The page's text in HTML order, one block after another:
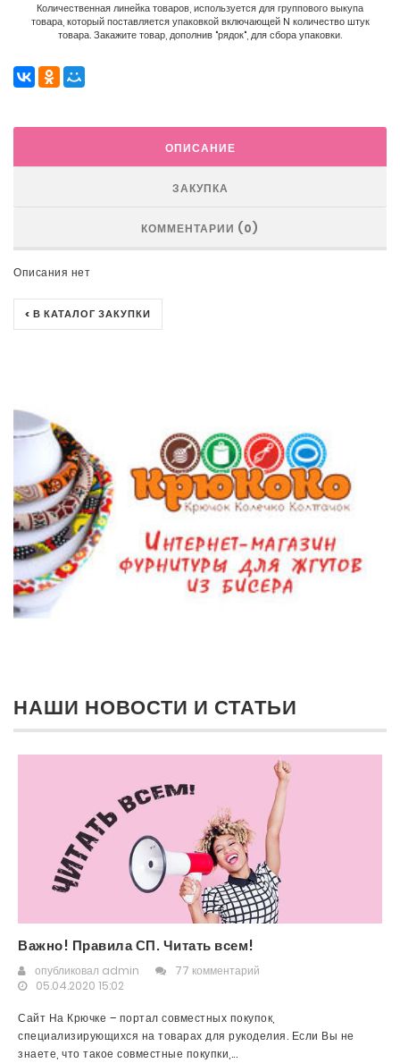
Количественная линейка товаров, используется для группового выкупа
товара, который поставляется упаковкой включающей N количество штук
товара. Закажите товар, дополнив "рядок", для сбора упаковки.
ОПИСАНИЕ
ЗАКУПКА
КОММЕНТАРИИ (0)
Описания нет
< В КАТАЛОГ ЗАКУПКИ
НАШИ НОВОСТИ И СТАТЬИ
Важно! Правила СП. Читать всем!
опубликовал admin
77 комментарий
05.04.2020 15:02
Сайт На Крючке – портал совместных покупок,
специализирующихся на товарах для рукоделия. Если Вы не
знаете, что такое совместные покупки,...